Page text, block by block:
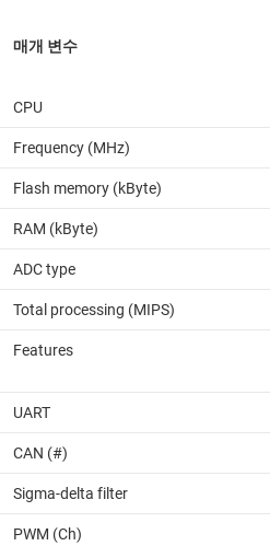
CPU
Frequency (MHz)
Flash memory (kByte)
RAM (kByte)
ADC type
Total processing (MIPS)
Features
UART
CAN (#)
Sigma-delta filter
PWM (Ch)